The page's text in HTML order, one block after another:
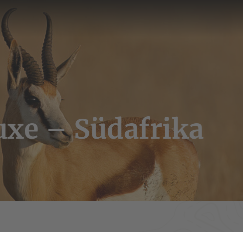
– Südafrika